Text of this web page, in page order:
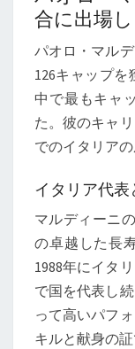
合に出場
パオロ・マル
126キャップ
中で最もキャ
た。彼のキャ
でのイタリア
イタリア代
マルディーニ
の卓越した長
1988年にイタ
で国を代表し
って高いパフ
キルと献身の証